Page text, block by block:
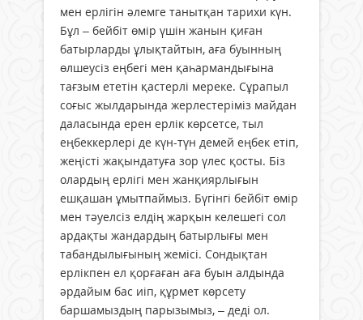
мен ерлігін әлемге танытқан тарихи күн.
Бұл – бейбіт өмір үшін жанын қиған
батырларды ұлықтайтын, аға буынның
өлшеусіз еңбегі мен қаһармандығына
тағзым ететін қастерлі мереке. Сұрапыл
соғыс жылдарында жерлестеріміз майдан
даласында ерен ерлік көрсетсе, тыл
еңбеккерлері де күн-түн демей еңбек етіп,
жеңісті жақындатуға зор үлес қосты. Біз
олардың ерлігі мен жанқиярлығын
ешқашан ұмытпаймыз. Бүгінгі бейбіт өмір
мен тәуелсіз елдің жарқын келешегі сол
ардақты жандардың батырлығы мен
табандылығының жемісі. Сондықтан
ерлікпен ел қорғаған аға буын алдында
әрдайым бас иіп, құрмет көрсету
баршамыздың парызымыз, – деді ол.